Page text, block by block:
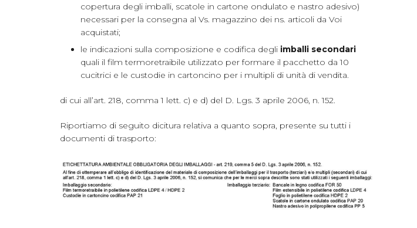
copertura degli imballi, scatole in cartone ondulato e nastro adesivo)
necessari per la consegna al Vs. magazzino dei ns. articoli da Voi
acquistati;
le indicazioni sulla composizione e codifica degli imballi secondari
quali il film termoretraibile utilizzato per formare il pacchetto da 10
cucitrici e le custodie in cartoncino per i multipli di unità di vendita.
di cui all’art. 218, comma 1 lett. c) e d) del D. Lgs. 3 aprile 2006, n. 152.
Riportiamo di seguito dicitura relativa a quanto sopra, presente su tutti i
documenti di trasporto: